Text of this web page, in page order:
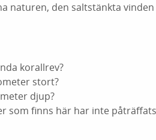
naturen, den saltstänkta
korallrev?
stort?
djup?
som finns här har inte